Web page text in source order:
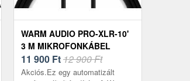
WARM AUDIO PRO-XLR-10'
3 M MIKROFONKÁBEL
11 900 Ft12 900 Ft
Akciós.Ez egy automatizált